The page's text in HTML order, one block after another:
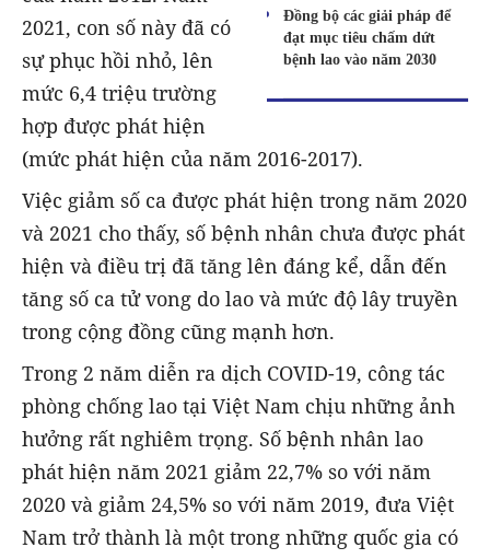
Đồng bộ các giải pháp để
đạt mục tiêu chấm dứt
bệnh lao vào năm 2030
2021, con số này đã có
sự phục hồi nhỏ, lên
mức 6,4 triệu trường
hợp được phát hiện
(mức phát hiện của năm 2016-2017).
Việc giảm số ca được phát hiện trong năm 2020
và 2021 cho thấy, số bệnh nhân chưa được phát
hiện và điều trị đã tăng lên đáng kể, dẫn đến
tăng số ca tử vong do lao và mức độ lây truyền
trong cộng đồng cũng mạnh hơn.
Trong 2 năm diễn ra dịch COVID-19, công tác
phòng chống lao tại Việt Nam chịu những ảnh
hưởng rất nghiêm trọng. Số bệnh nhân lao
phát hiện năm 2021 giảm 22,7% so với năm
2020 và giảm 24,5% so với năm 2019, đưa Việt
Nam trở thành là một trong những quốc gia có